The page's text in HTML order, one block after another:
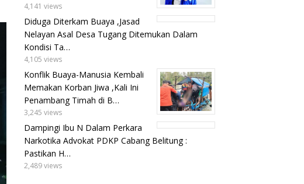
4,141 views
Diduga Diterkam Buaya ,Jasad
Nelayan Asal Desa Tugang Ditemukan Dalam
Kondisi Ta…
4,105 views
Konflik Buaya-Manusia Kembali
Memakan Korban Jiwa ,Kali Ini
Penambang Timah di B…
3,245 views
Dampingi Ibu N Dalam Perkara
Narkotika Advokat PDKP Cabang Belitung :
Pastikan H…
2,489 views